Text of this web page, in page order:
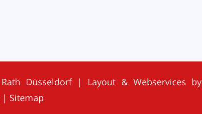
Düsseldorf | Layout & Webservices by
| Sitemap